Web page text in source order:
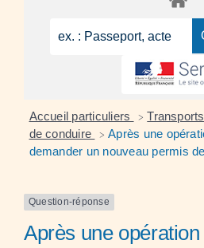
Accueil particuliers >
de conduire
> Après une
demander un nouveau permis
Question-réponse
Après une